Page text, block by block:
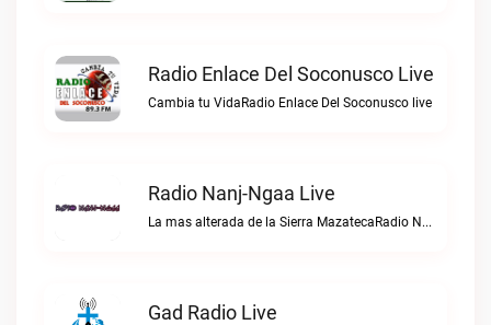
Radio Enlace Del Soconusco Live
Cambia tu VidaRadio Enlace Del Soconusco live
Radio Nanj-Ngaa Live
La mas alterada de la Sierra MazatecaRadio Nanj-Ngaa live
Gad Radio Live